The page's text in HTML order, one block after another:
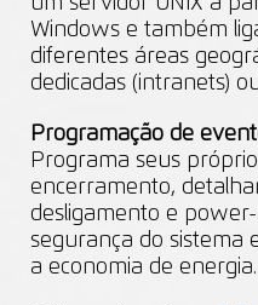
Windows e também
diferentes áreas
dedicadas (intranets)
Programação de
Programa seus
encerramento,
desligamento e
segurança do sistema
a economia de energia.